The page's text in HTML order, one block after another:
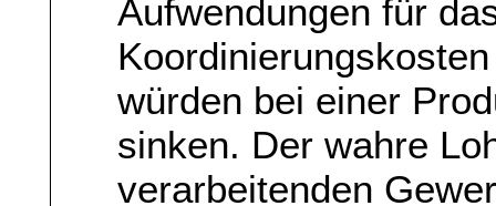
Aufwendungen für
würden bei einer
sinken. Der wahre
verarbeitenden